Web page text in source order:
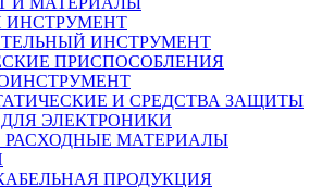
ИНСТРУМЕНТ
ИНСТРУМЕНТ
ПРИСПОСОБЛЕНИЯ
И СРЕДСТВА ЗАЩИТЫ
ЭЛЕКТРОНИКИ
РАСХОДНЫЕ МАТЕРИАЛЫ
ПРОДУКЦИЯ